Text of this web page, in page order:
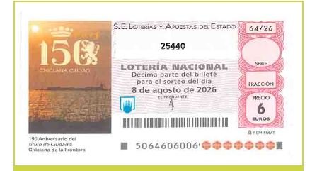
25440